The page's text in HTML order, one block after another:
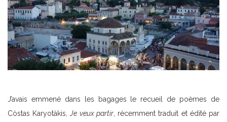
J’avais emmené dans les bagages le recueil de poèmes de
Còstas Karyotàkis,Je veux partir, récemment traduit et édité par